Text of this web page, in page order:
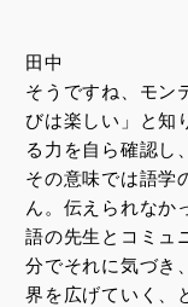
田中
そうですね、モン
びは楽しい」と知
る力を自ら確認し
その意味では語学
ん。伝えられなか
語の先生とコミュ
分でそれに気づき
界を広げていく、